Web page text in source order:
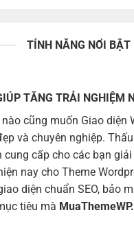
TÍNH NĂNG NỔI BẬT
TĂNG TRẢI NGHIỆM
cũng muốn Giao diện
và chuyên nghiệp.
cung cấp cho các bạn
nay cho Theme
diện chuẩn SEO, bảo
tiêu mà